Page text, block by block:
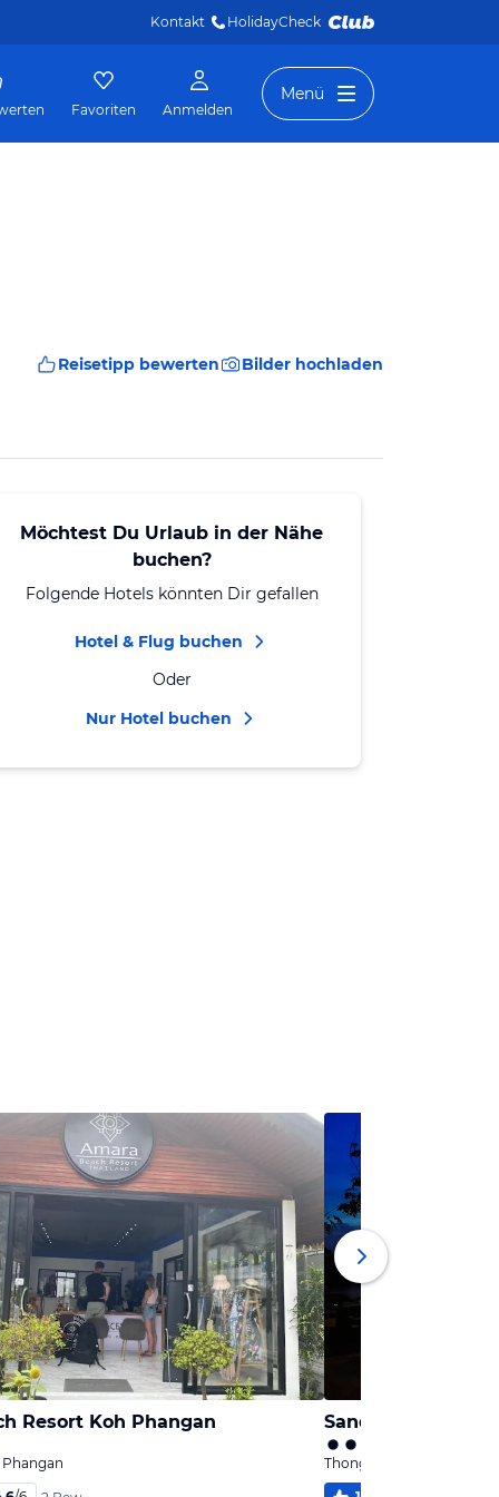
Kontakt HolidayCheck
Favoriten Anmelden
Menü
Reisetipp bewerten Bilder hochladen
Möchtest Du Urlaub in der Nähe
buchen?
Folgende Hotels könnten Dir gefallen
Hotel & Flug buchen
Oder
Nur Hotel buchen
Resort Koh Phangan
Phangan
Sandy Bay
Thong Sala, Koh Phangan